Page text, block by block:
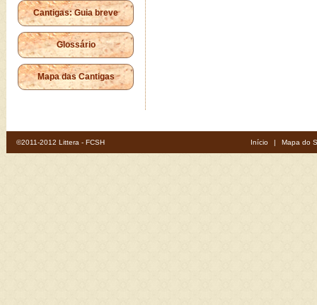
Cantigas: Guia breve
Glossário
Mapa das Cantigas
©2011-2012 Littera - FCSH Início | Mapa do